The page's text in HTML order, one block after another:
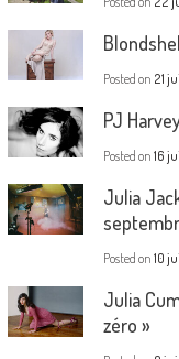
Posted on 21
PJ
Posted on 16
Julia
Posted on 10
Julia
zéro »